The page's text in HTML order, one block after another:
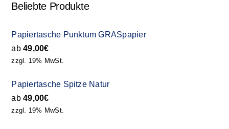
Beliebte Produkte
Papiertasche Punktum GRASpapier
ab49,00€
zzgl. 19% MwSt.
Papiertasche Spitze Natur
ab49,00€
zzgl. 19% MwSt.